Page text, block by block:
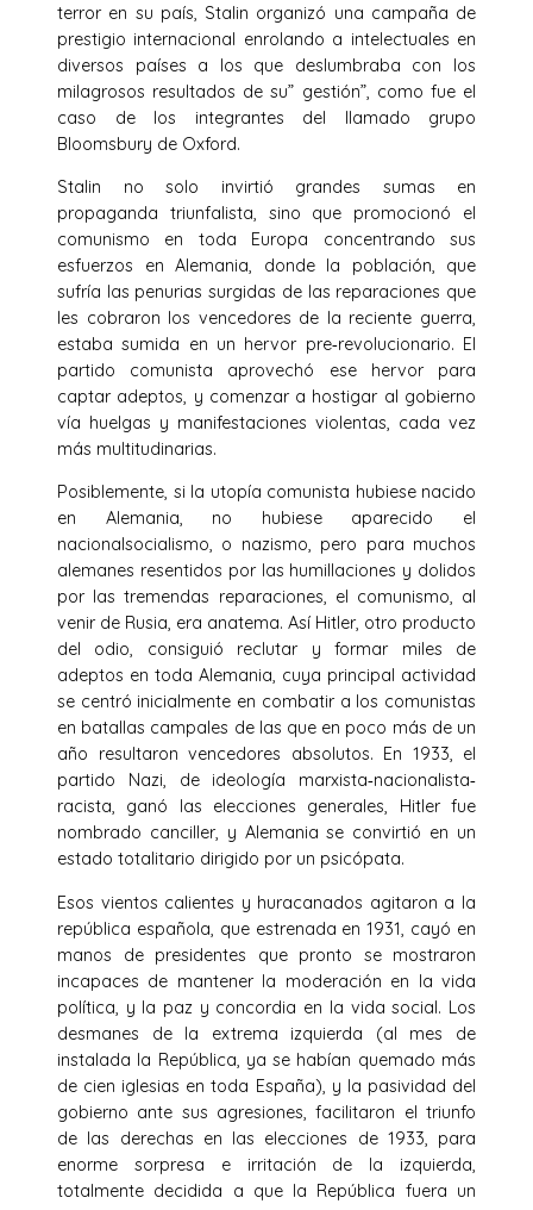
terror en su país, Stalin organizó una campaña de
prestigio internacional enrolando a intelectuales en
diversos países a los que deslumbraba con los
milagrosos resultados de su” gestión”, como fue el
caso de los integrantes del llamado grupo
Bloomsbury de Oxford.
Stalin no solo invirtió grandes sumas en
propaganda triunfalista, sino que promocionó el
comunismo en toda Europa concentrando sus
esfuerzos en Alemania, donde la población, que
sufría las penurias surgidas de las reparaciones que
les cobraron los vencedores de la reciente guerra,
estaba sumida en un hervor pre‐revolucionario. El
partido comunista aprovechó ese hervor para
captar adeptos, y comenzar a hostigar al gobierno
vía huelgas y manifestaciones violentas, cada vez
más multitudinarias.
Posiblemente, si la utopía comunista hubiese nacido
en Alemania, no hubiese aparecido el
nacionalsocialismo, o nazismo, pero para muchos
alemanes resentidos por las humillaciones y dolidos
por las tremendas reparaciones, el comunismo, al
venir de Rusia, era anatema. Así Hitler, otro producto
del odio, consiguió reclutar y formar miles de
adeptos en toda Alemania, cuya principal actividad
se centró inicialmente en combatir a los comunistas
en batallas campales de las que en poco más de un
año resultaron vencedores absolutos. En 1933, el
partido Nazi, de ideología marxista‐nacionalista‐
racista, ganó las elecciones generales, Hitler fue
nombrado canciller, y Alemania se convirtió en un
estado totalitario dirigido por un psicópata.
Esos vientos calientes y huracanados agitaron a la
república española, que estrenada en 1931, cayó en
manos de presidentes que pronto se mostraron
incapaces de mantener la moderación en la vida
política, y la paz y concordia en la vida social. Los
desmanes de la extrema izquierda (al mes de
instalada la República, ya se habían quemado más
de cien iglesias en toda España), y la pasividad del
gobierno ante sus agresiones, facilitaron el triunfo
de las derechas en las elecciones de 1933, para
enorme sorpresa e irritación de la izquierda,
totalmente decidida a que la República fuera un